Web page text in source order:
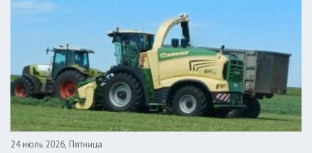
24 июль 2026, Пятница